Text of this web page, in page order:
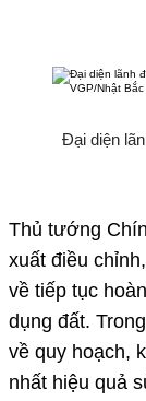
Đại diện
Thủ tướng
xuất điều
về tiếp tục
dụng đất.
về quy hoạch,
nhất hiệu quả